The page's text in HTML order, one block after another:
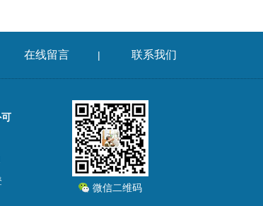
在线留言 | 联系我们
微信二维码